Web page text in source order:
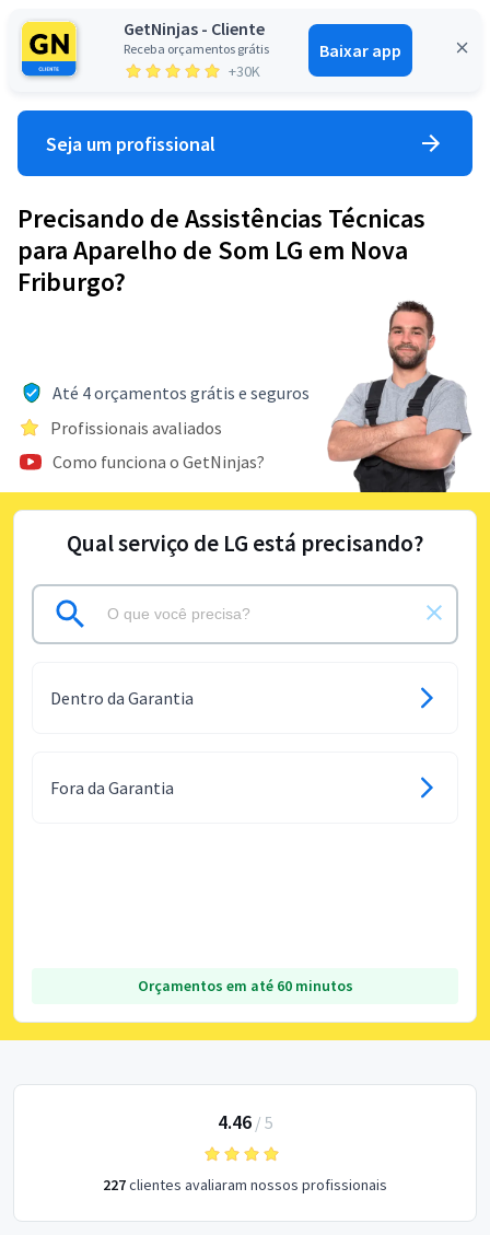
GetNinjas - Cliente
Receba orçamentos grátis
+30K
Baixar app
Entrar
Seja um profissional
Precisando de Assistências Técnicas
para Aparelho de Som LG em Nova
Friburgo?
Até 4 orçamentos grátis e seguros
Profissionais avaliados
Como funciona o GetNinjas?
Qual serviço de LG está precisando?
Dentro da Garantia
Fora da Garantia
Orçamentos em até 60 minutos
4.46/ 5
227clientes avaliaram nossos profissionais